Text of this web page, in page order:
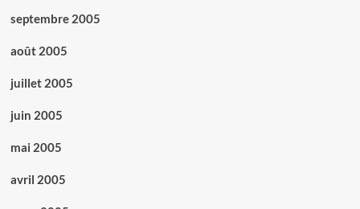
septembre 2005
août 2005
juillet 2005
juin 2005
mai 2005
avril 2005